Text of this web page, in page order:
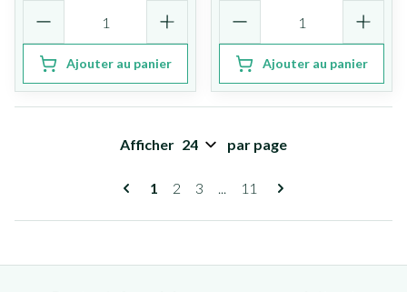
Ajouter au panier Ajouter au panier
Vous lisez actuellement la page
1 Page
2 Page
3 ... Page
11
Afficher par page